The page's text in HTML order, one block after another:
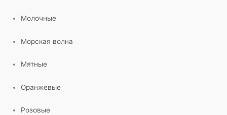
Молочные
Морская волна
Мятные
Оранжевые
Розовые